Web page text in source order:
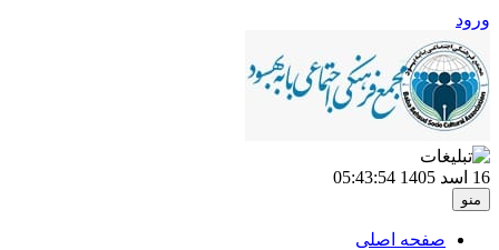
ورود
16 اسد 1405 05:43:54
منو
صفحه اصلی